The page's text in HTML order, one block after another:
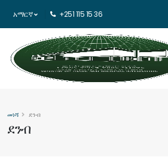
አማርኛ +251 115 15 36
ደንብ
መነሻ ደንብ